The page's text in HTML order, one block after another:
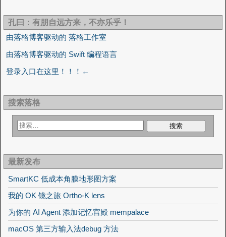
孔曰：有朋自远方来，不亦乐乎！
由落格博客驱动的 落格工作室
由落格博客驱动的 Swift 编程语言
登录入口在这里！！！←
搜索落格
最新发布
SmartKC 低成本角膜地形图方案
我的 OK 镜之旅 Ortho-K lens
为你的 AI Agent 添加记忆宫殿 mempalace
macOS 第三方输入法debug 方法